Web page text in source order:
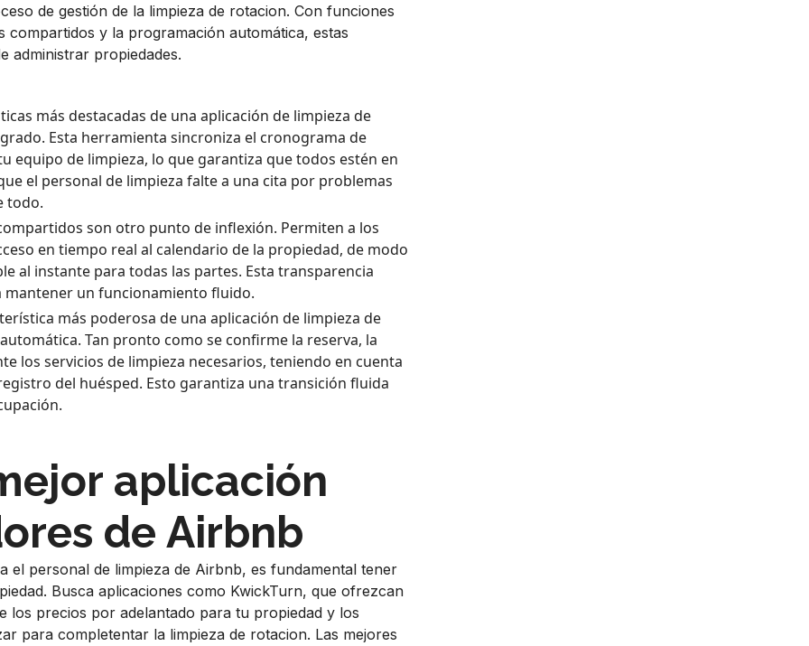
de gestión de la limpieza de rotacion. Con funciones
y la programación automática, estas
administrar propiedades.
más destacadas de una aplicación de limpieza de
Esta herramienta sincroniza el cronograma de
equipo de limpieza, lo que garantiza que todos estén en
el personal de limpieza falte a una cita por problemas
todo.
son otro punto de inflexión. Permiten a los
en tiempo real al calendario de la propiedad, de modo
al instante para todas las partes. Esta transparencia
mantener un funcionamiento fluido.
más poderosa de una aplicación de limpieza de
Tan pronto como se confirme la reserva, la
los servicios de limpieza necesarios, teniendo en cuenta
del huésped. Esto garantiza una transición fluida
aplicación
de Airbnb
el personal de limpieza de Airbnb, es fundamental tener
Busca aplicaciones como KwickTurn, que ofrezcan
los precios por adelantado para tu propiedad y los
para completentar la limpieza de rotacion. Las mejores